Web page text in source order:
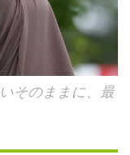
そのままに、最